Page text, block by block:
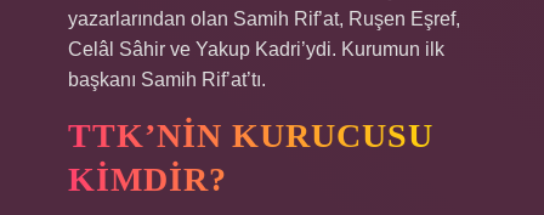
yazarlarından olan Samih Rif’at, Ruşen Eşref,
Celâl Sâhir ve Yakup Kadri’ydi. Kurumun ilk
başkanı Samih Rif’at’tı.
TTK’NIN KURUCUSU
KIMDIR?